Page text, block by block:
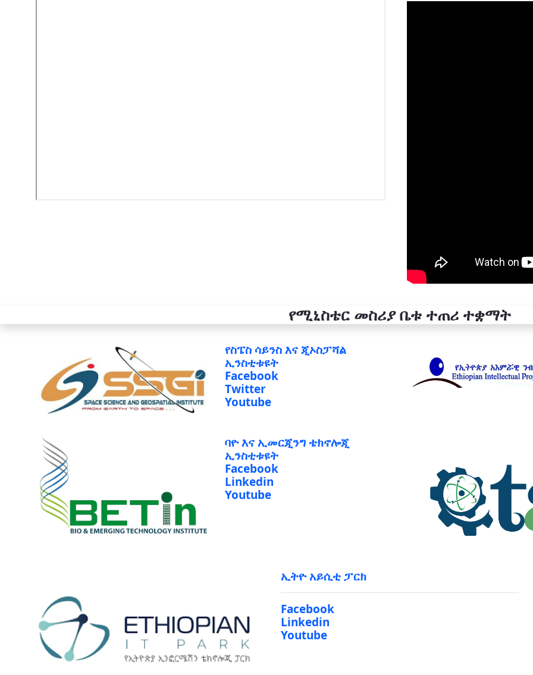
የሚኒስቴር መስሪያ ቤቱ ተጠሪ ተቋማት
የስፔስ ሳይንስ እና ጂኦስፓሻል
ኢንስቲቱዩት
Facebook
Twitter
Youtube
ባዮ እና ኢመርጂንግ ቴክኖሎጂ
ኢንስቲቱዩት
Facebook
Linkedin
Youtube
ኢትዮ አይሲቲ ፓርክ
Facebook
Linkedin
Youtube